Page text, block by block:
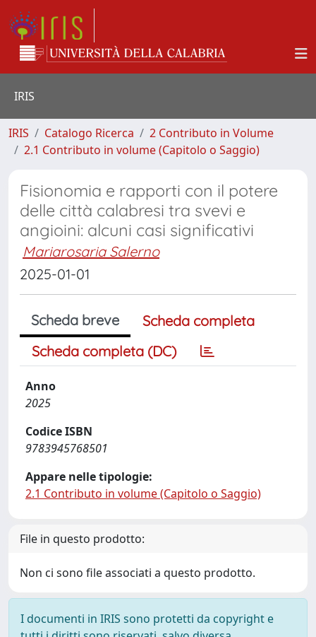
IRIS
IRIS Catalogo Ricerca
2 Contributo in Volume
2.1 Contributo in volume (Capitolo o Saggio)
Fisionomia e rapporti con il potere
delle città calabresi tra svevi e
angioini: alcuni casi significativi
Mariarosaria Salerno
2025-01-01
Scheda breve
Scheda completa
Scheda completa (DC)
Anno
2025
Codice ISBN
9783945768501
Appare nelle tipologie:
2.1 Contributo in volume (Capitolo o Saggio)
File in questo prodotto:
Non ci sono file associati a questo prodotto.
I documenti in IRIS sono protetti da copyright e